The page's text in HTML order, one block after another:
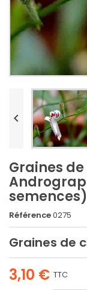

Graines
semences)
Référence0275
Graines de
3,10 € TTC